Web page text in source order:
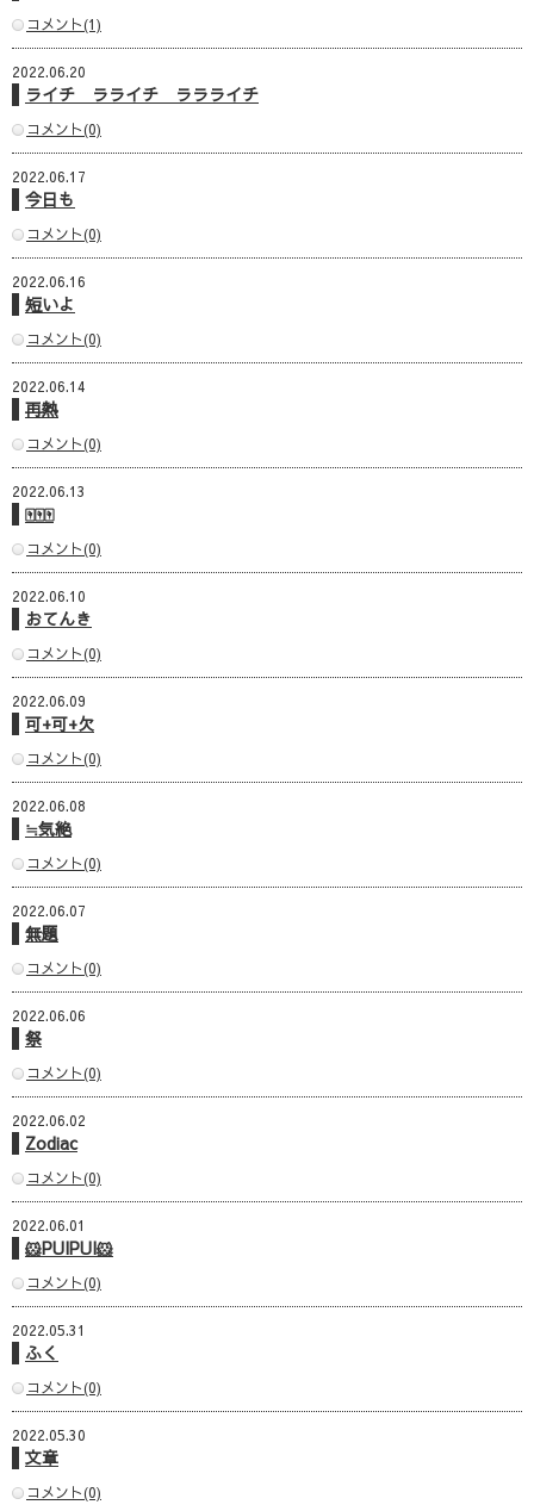
コメント(1)
2022.06.20
ライチ ラライチ ララライチ
コメント(0)
2022.06.17
今日も
コメント(0)
2022.06.16
短いよ
コメント(0)
2022.06.14
再熱
コメント(0)
2022.06.13
🀄🀄🀄
コメント(0)
2022.06.10
おてんき
コメント(0)
2022.06.09
可+可+欠
コメント(0)
2022.06.08
≒気絶
コメント(0)
2022.06.07
無題
コメント(0)
2022.06.06
祭
コメント(0)
2022.06.02
Zodiac
コメント(0)
2022.06.01
🐹PUIPUI🐹
コメント(0)
2022.05.31
ふく
コメント(0)
2022.05.30
文章
コメント(0)